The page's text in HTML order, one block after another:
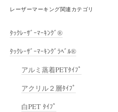
レーザーマーキング関連カテゴリ
ﾀｯｸﾚｰｻﾞｰﾏｰｷﾝｸﾞ®
ﾀｯｸﾚｰｻﾞｰﾏｰｷﾝｸﾞﾗﾍﾞﾙ®
アルミ蒸着PETﾀｲﾌﾟ
アクリル２層ﾀｲﾌﾟ
白PET ﾀｲﾌﾟ